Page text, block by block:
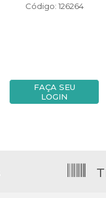
Código: 126264
FAÇA SEU
LOGIN